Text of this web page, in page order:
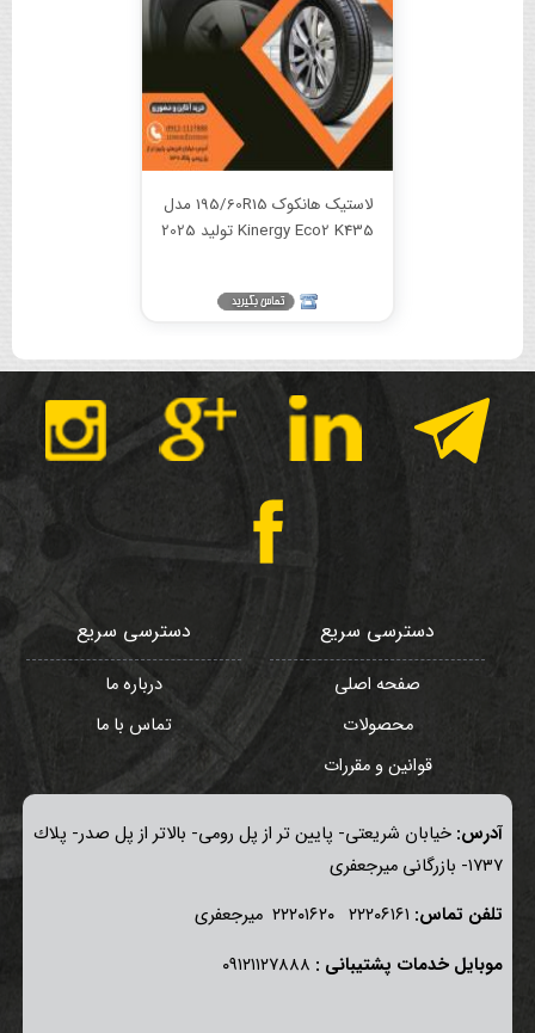
لاستیک هانکوک 195/60R15 مدل
Kinergy Eco2 K435 تولید 2025
دسترسی سریع
صفحه اصلی
محصولات
قوانین و مقررات
دسترسی سریع
درباره ما
تماس با ما
آدرس: خيابان شريعتی- پايين تر از پل رومی- بالاتر از پل صدر- پلاك
١٧٣٧- بازرگانی میرجعفری
تلفن تماس:
موبايل خدمات پشتيبانی :